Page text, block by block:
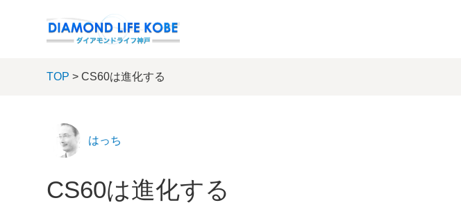
TOP > CS60は進化する
はっち
CS60は進化する